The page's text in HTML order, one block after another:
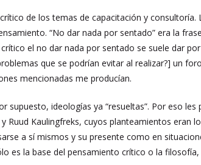
de los temas de capacitación y consultoría.
“No dar nada por sentado” era la
el no dar nada por sentado se suele dar
que se podrían evitar al realizar?] un
mencionadas me producían.
ideologías ya “resueltas”. Por eso les
Kaulingfreks, cuyos planteamientos eran
a sí mismos y su presente como en
es la base del pensamiento crítico o la